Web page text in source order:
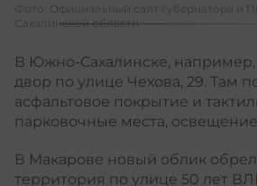
Фото:
Официальный сайт Губернатора и
Сахалинской области
В Южно-Сахалинске,
двор по улице Чехова, 29. Там
асфальтовое покрытие и
парковочные места,
В Макарове новый облик
территория по улице 50 лет